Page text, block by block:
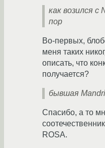
как возился с
пор
Во-первых,
меня таких
описать, что
получается?
бывшая
Спасибо, а то
ROSA.